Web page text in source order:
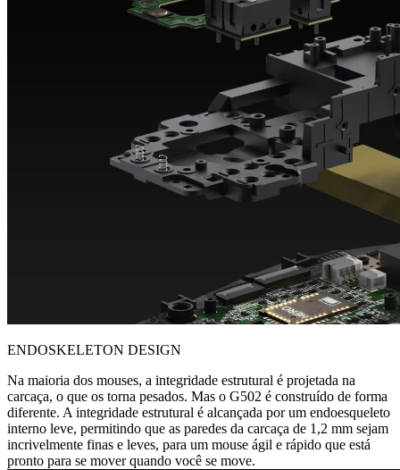
ENDOSKELETON DESIGN
Na maioria dos mouses, a integridade estrutural é projetada na
carcaça, o que os torna pesados. Mas o G502 é construído de forma
diferente. A integridade estrutural é alcançada por um endoesqueleto
interno leve, permitindo que as paredes da carcaça de 1,2 mm sejam
incrivelmente finas e leves, para um mouse ágil e rápido que está
pronto para se mover quando você se move.